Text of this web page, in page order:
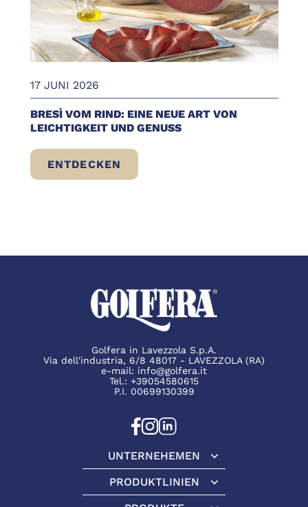
17 JUNI 2026
BRESÌ VOM RIND: EINE NEUE ART VON
LEICHTIGKEIT UND GENUSS
ENTDECKEN
BRESÌ VOM RIND: EINE NEUE ART VON
Golfera in Lavezzola S.p.A.
Via dell'industria, 6/8 48017 - LAVEZZOLA (RA)
e-mail: info@golfera.it
Tel.: +39054580615
P.I. 00699130399
UNTERNEHEMEN
Unternehemen
PRODUKTLINIEN
Produktlinien